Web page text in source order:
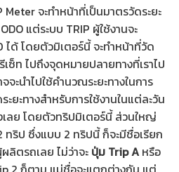
จะทำหน้าที่เป็นมาตรวัดระยะ
แต่ระบบ TRIP ผู้ใช้งานจะ
ได้ โดยตัวมิเตอร์นี้ จะทำหน้าที่วัด
ซ็ท ไปถึงจุดหมายปลายทางที่เราไป
ะนำไปใช้คำนวณระยะทางในการ
ยะทางสำหรับการใช้งานในแต่ละวัน
เลย โดยตัวทริปมิเตอร์นี้ ส่วนใหญ่
ทริป ซึ่งแบบ 2 ทริปนี้ ก็จะมีชื่อเรียก
ตรถเลย ไม่ว่าจะ ปุ่ม Trip Aหรือ